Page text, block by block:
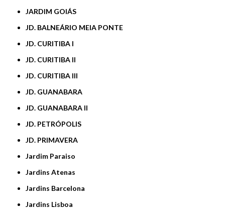
JARDIM GOIÁS
JD. BALNEÁRIO MEIA PONTE
JD. CURITIBA I
JD. CURITIBA II
JD. CURITIBA III
JD. GUANABARA
JD. GUANABARA II
JD. PETRÓPOLIS
JD. PRIMAVERA
Jardim Paraiso
Jardins Atenas
Jardins Barcelona
Jardins Lisboa